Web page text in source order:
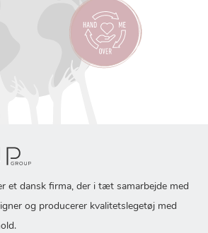
et dansk firma, der i tæt samarbejde med
og producerer kvalitetslegetøj med